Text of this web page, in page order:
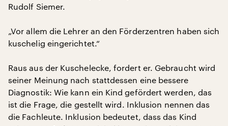
Rudolf Siemer.
„Vor allem die Lehrer an den Förderzentren haben sich
kuschelig eingerichtet.“
Raus aus der Kuschelecke, fordert er. Gebraucht wird
seiner Meinung nach stattdessen eine bessere
Diagnostik: Wie kann ein Kind gefördert werden, das
ist die Frage, die gestellt wird. Inklusion nennen das
die Fachleute. Inklusion bedeutet, dass das Kind